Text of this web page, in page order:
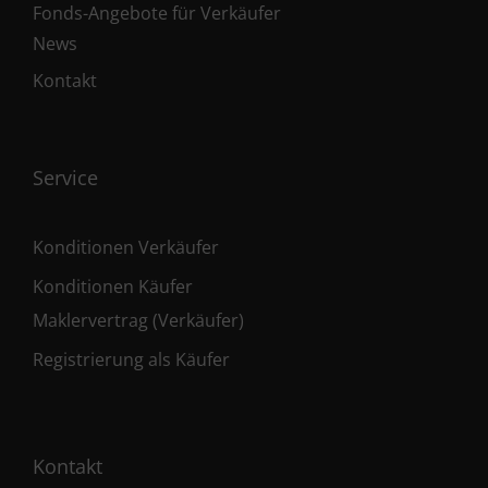
Fonds-Angebote für Verkäufer
News
Kontakt
Service
Konditionen Verkäufer
Konditionen Käufer
Maklervertrag (Verkäufer)
Registrierung als Käufer
Kontakt